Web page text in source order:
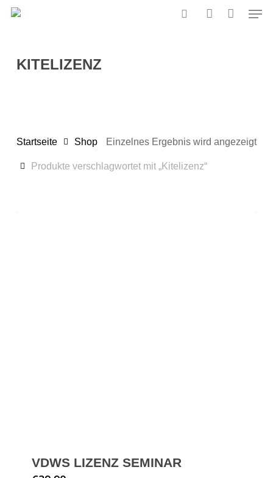
Zum
Hauptinhalt
KITELIZENZ
Einzelnes Ergebnis wird angezeigt
Startseite Shop
Produkte verschlagwortet mit „Kitelizenz“
VDWS LIZENZ SEMINAR